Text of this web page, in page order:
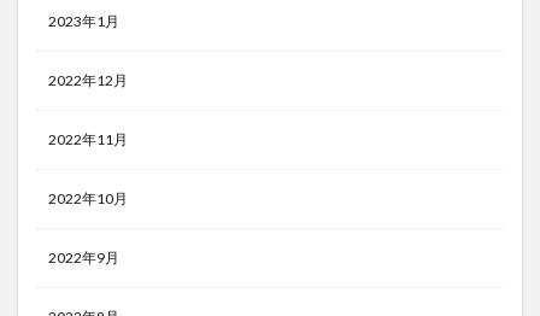
2023年1月
2022年12月
2022年11月
2022年10月
2022年9月